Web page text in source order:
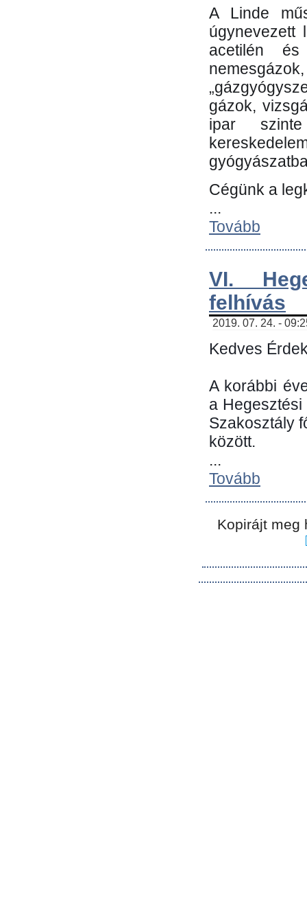
A Linde
úgynevezett
acetilén és
gázok,
ipar
Cégünk a
...
Tovább
VI.
felhívás
2019. 07. 24. -
Kedves
A korábbi
a
Szakosztály
között.
...
Tovább
Kopirájt meg